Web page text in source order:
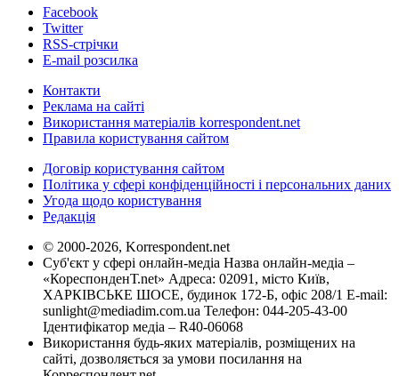
Facebook
Twitter
RSS-стрічки
E-mail розсилка
Контакти
Реклама на сайті
Використання матеріалів korrespondent.net
Правила користування сайтом
Договір користування сайтом
Політика у сфері конфіденційності і персональних даних
Угода щодо користування
Редакція
© 2000-2026, Korrespondent.net
Суб'єкт у сфері онлайн-медіа Назва онлайн-медіа –
«КореспонденТ.net» Адреса: 02091, місто Київ,
ХАРКІВСЬКЕ ШОСЕ, будинок 172-Б, офіс 208/1 E-mail:
sunlight@mediadim.com.ua Телефон: 044-205-43-00
Ідентифікатор медіа – R40-06068
Використання будь-яких матеріалів, розміщених на
сайті, дозволяється за умови посилання на